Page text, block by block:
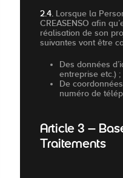
2.4. Lorsque la
CREASENSO afin
réalisation de son
suivantes vont être
Des données
entreprise etc.) ;
De
numéro de
Article 3 –
Traitements